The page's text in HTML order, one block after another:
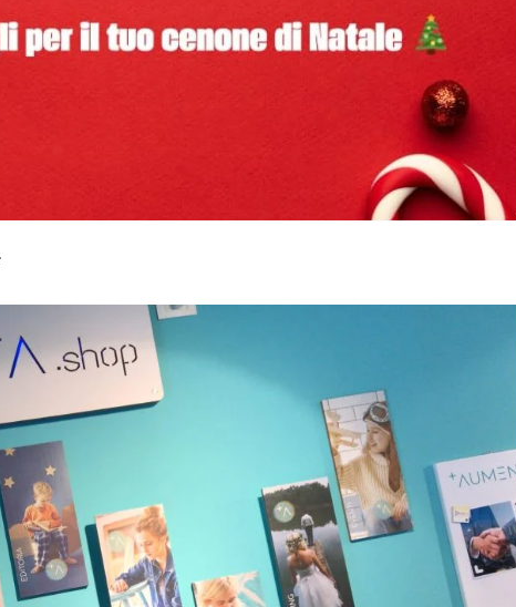
trasforma il tuo cenone in un’esperienza da ristorante stellato È
il tuo cenone di Natale potrà essere davvero indimenticabile